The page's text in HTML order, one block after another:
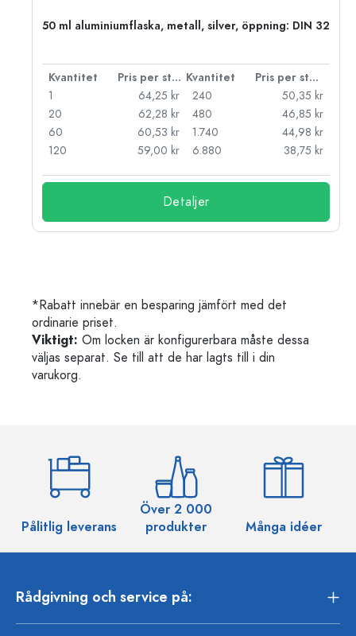
50 ml aluminiumflaska, metall, silver, öppning: DIN 32
Kvantitet Pris per styck Kvantitet
Pris per styck
1
64,25 kr
20
62,28 kr
60
60,53 kr
120
59,00 kr
240
50,35 kr
480
46,85 kr
1.740
44,98 kr
6.880
38,75 kr
Detaljer
*Rabatt innebär en besparing jämfört med det
ordinarie priset.
Viktigt: Om locken är konfigurerbara måste dessa
väljas separat. Se till att de har lagts till i din
varukorg.
Pålitlig leverans
Över 2 000
produkter
Många idéer
Rådgivning och service på: